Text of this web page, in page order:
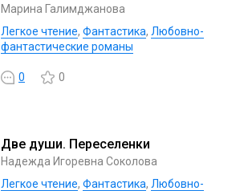
Марина Галимджанова
Легкое чтение, Фантастика, Любовно-
фантастические романы
0 0
Две души. Переселенки
Надежда Игоревна Соколова
Легкое чтение, Фантастика, Любовно-